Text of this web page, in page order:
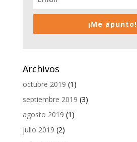
¡Me apunto!
Archivos
octubre 2019 (1)
septiembre 2019 (3)
agosto 2019 (1)
julio 2019 (2)